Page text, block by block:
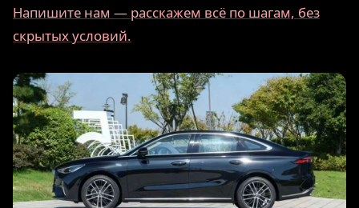
Напишите нам — расскажем всё по шагам, без
скрытых условий.